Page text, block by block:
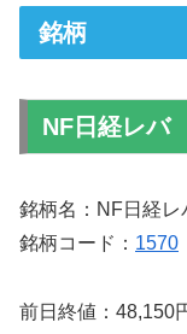
銘柄
NF日経レバ
銘柄名：NF日経レ
銘柄コード： 1570
前日終値：48,150